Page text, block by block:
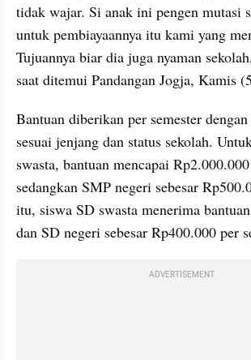
tidak wajar. Si anak ini pengen mutasi
untuk pembiayaannya itu kami yang
Tujuannya biar dia juga nyaman
saat ditemui Pandangan Jogja, Kamis
Bantuan diberikan per semester
sesuai jenjang dan status sekolah.
swasta, bantuan mencapai
sedangkan SMP negeri sebesar
itu, siswa SD swasta menerima
dan SD negeri sebesar Rp400.000 per
ADVERTISEMENT